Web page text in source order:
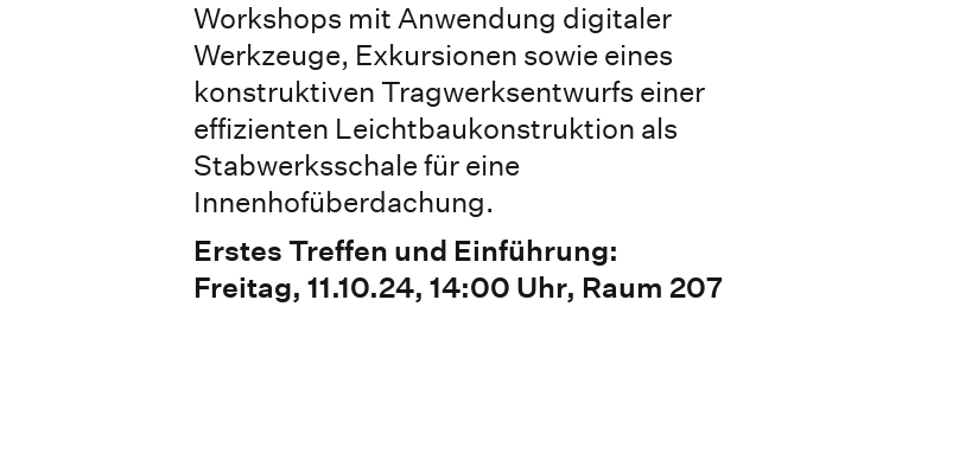
Workshops mit Anwendung digitaler
Werkzeuge, Exkursionen sowie eines
konstruktiven Tragwerksentwurfs einer
effizienten Leichtbaukonstruktion als
Stabwerksschale für eine
Innenhofüberdachung.
Erstes Treffen und Einführung:
Freitag, 11.10.24, 14:00 Uhr, Raum 207